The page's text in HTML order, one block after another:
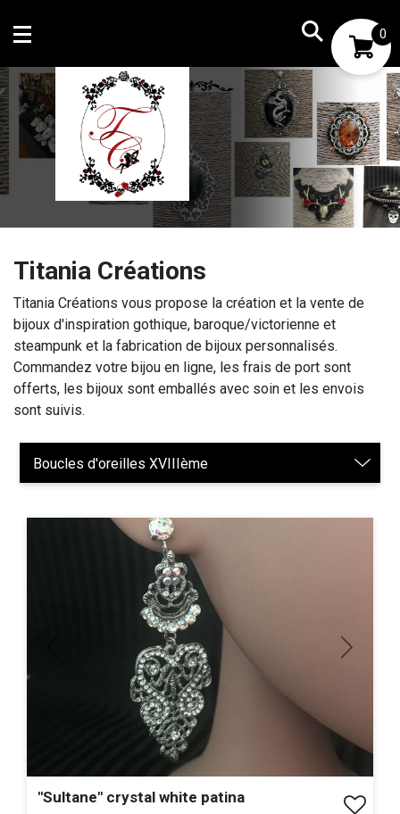
Mon compte
Mes favoris
0
Titania Créations
Titania Créations vous propose la création et la vente de
bijoux d'inspiration gothique, baroque/victorienne et
steampunk et la fabrication de bijoux personnalisés.
Commandez votre bijou en ligne, les frais de port sont
offerts, les bijoux sont emballés avec soin et les envois
sont suivis.
Next
"Sultane" crystal white patina